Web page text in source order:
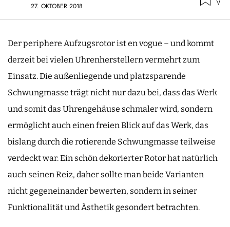
27. OKTOBER 2018
Der periphere Aufzugsrotor ist en vogue – und kommt
derzeit bei vielen Uhrenherstellern vermehrt zum
Einsatz. Die außenliegende und platzsparende
Schwungmasse trägt nicht nur dazu bei, dass das Werk
und somit das Uhrengehäuse schmaler wird, sondern
ermöglicht auch einen freien Blick auf das Werk, das
bislang durch die rotierende Schwungmasse teilweise
verdeckt war. Ein schön dekorierter Rotor hat natürlich
auch seinen Reiz, daher sollte man beide Varianten
nicht gegeneinander bewerten, sondern in seiner
Funktionalität und Ästhetik gesondert betrachten.